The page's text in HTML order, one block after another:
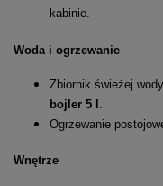
kabinie.
Woda i ogrzewanie
Zbiornik świeżej wody
bojler 5 l
Ogrzewanie
Wnętrze